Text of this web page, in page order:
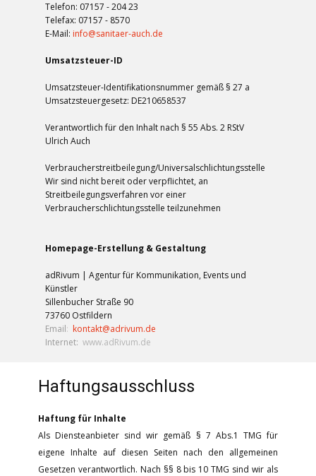
Telefon: 07157 - 204 23
Telefax: 07157 - 8570
E-Mail: info@sanitaer-auch.de
Umsatzsteuer-ID
Umsatzsteuer-Identifikationsnummer gemäß § 27 a
Umsatzsteuergesetz: DE210658537
Verantwortlich für den Inhalt nach § 55 Abs. 2 RStV
Ulrich Auch
Verbraucherstreitbeilegung/Universalschlichtungsstelle
Wir sind nicht bereit oder verpflichtet, an
Streitbeilegungsverfahren vor einer
Verbraucherschlichtungsstelle teilzunehmen
Homepage-Erstellung & Gestaltung
adRivum | Agentur für Kommunikation, Events und
Künstler
Sillenbucher Straße 90
73760 Ostfildern
Email: kontakt@adrivum.de
Internet: www.adRivum.de
Haftungsausschluss
Haftung für Inhalte
Als Diensteanbieter sind wir gemäß § 7 Abs.1 TMG für
eigene Inhalte auf diesen Seiten nach den allgemeinen
Gesetzen verantwortlich. Nach §§ 8 bis 10 TMG sind wir als